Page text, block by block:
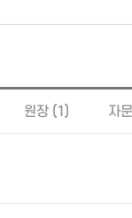
원장 (1) 자